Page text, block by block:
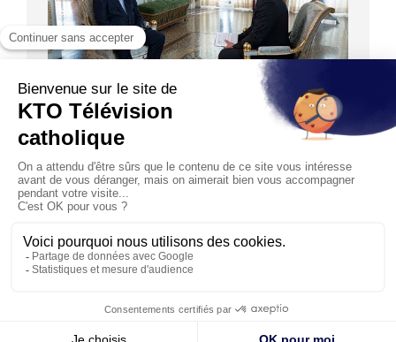
29:19
ENTRETIEN
Entretien exclusif avec S.A.S Le Prince
Souverain Albert II de Monaco
Le prince Albert II accorde à KTO un entretien
notamment la situati...